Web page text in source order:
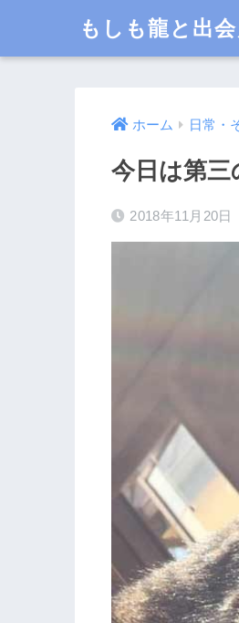
もしも龍と出
ホーム 日常・
今日は第三
2018年11月20日